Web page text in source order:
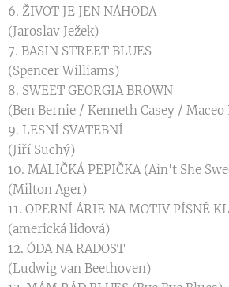
6. ŽIVOT JE JEN NÁHODA
(Jaroslav Ježek)
7. BASIN STREET BLUES
(Spencer Williams)
8. SWEET GEORGIA BROWN
(Ben Bernie / Kenneth Casey /
9. LESNÍ SVATEBNÍ
(Jiří Suchý)
10. MALIČKÁ PEPIČKA (Ain't She
(Milton Ager)
11. OPERNÍ ÁRIE NA MOTIV PÍSNĚ
(americká lidová)
12. ÓDA NA RADOST
(Ludwig van Beethoven)